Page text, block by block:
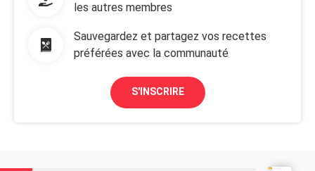
les autres membres
Sauvegardez et partagez vos recettes
préférées avec la communauté
S'INSCRIRE